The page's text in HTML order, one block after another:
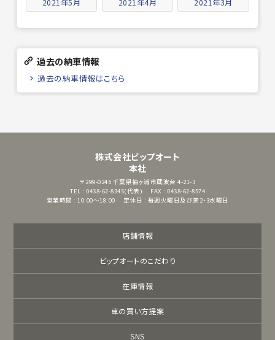
過去の納車情報
過去の納車情報はこちら
株式会社ビップオート
本社
〒299-0245 千葉県袖ヶ浦市蔵波台 4-21-3
TEL : 0438-62-8345(代表)
FAX : 0438-62-8574
営業時間 : 10:00～18:00
定休日 : 毎週火曜日及び第2・3水曜日
店舗情報
ビップオートのこだわり
在庫情報
車の買い方提案
SNS